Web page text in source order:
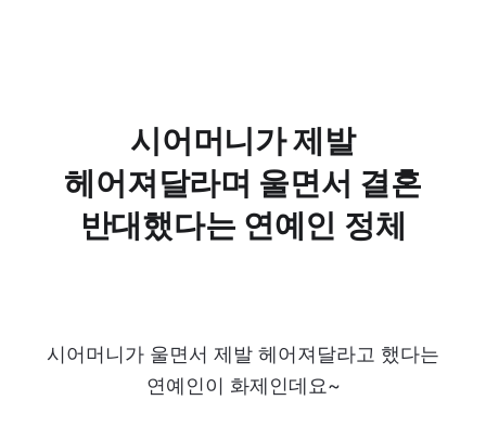
시어머니가 제발
헤어져달라며 울면서 결혼
반대했다는 연예인 정체
시어머니가 울면서 제발 헤어져달라고 했다는
연예인이 화제인데요~